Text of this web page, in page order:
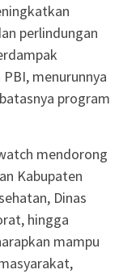
perlindungan
menurunnya
program
mendorong
Kabupaten
Dinas
hingga
mampu